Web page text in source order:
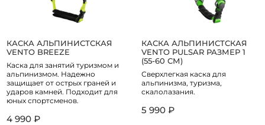
КАСКА АЛЬПИНИСТСКАЯ
VENTO BREEZE
Каска для занятий туризмом и
альпинизмом. Надежно
защищает от острых граней и
ударов камней. Подходит для
юных спортсменов.
4 990 ₽
КАСКА АЛЬПИНИСТСКАЯ
VENTO PULSAR РАЗМЕР 1
(55-60 СМ)
Сверхлегкая каска для
альпинизма, туризма,
скалолазания.
5 990 ₽